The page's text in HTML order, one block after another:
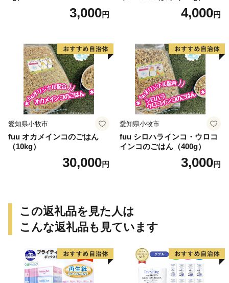
3,000円 4,000円
愛知県小牧市
fuu オカメインコのごはん
（10kg）
30,000円
愛知県小牧市
fuu シロハラインコ・ウロコ
インコのごはん（400g）
3,000円
この返礼品を見た人は
こんな返礼品も見ています